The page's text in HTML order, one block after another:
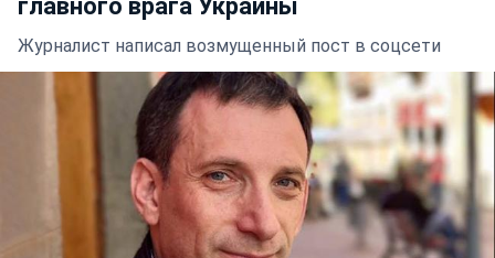
главного врага Украины
Журналист написал возмущенный пост в соцсети